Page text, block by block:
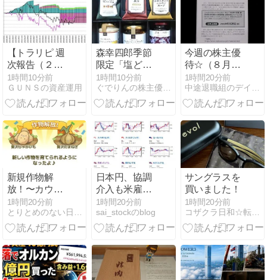
【トラリピ 週
次報告（２０
２６年８月３
日～２０２６
年８月８
1時間10分前
ＧＵＮＳの資産運用
森幸四郎季節
限定「塩どら
やき」＆サン
クゼール
（2937）レッ
主優待品・リ
ョーサン菱洋
ホールディン
グス（167A）
株主優待カタ
ログ到着
1時間10分前
今週の株主優
待☆（８月第
２週）
1時間20分前
新規作物解
放！〜カウシ
ェファーム〜
1時間20分前
日本円、協調
介入も米雇用
統計も無効化
の流れ
1時間20分前
sai_stockのblog
サングラスを
買いました！
1時間20分前
コザクラ日和☆転妻、福岡で暮らす